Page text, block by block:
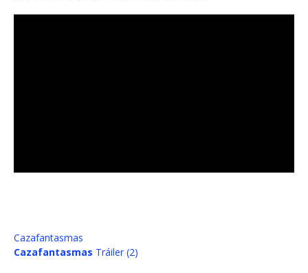
Cazafantasmas
Cazafantasmas Tráiler (2)